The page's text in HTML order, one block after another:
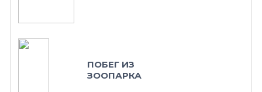
ПОБЕГ ИЗ
ЗООПАРКА